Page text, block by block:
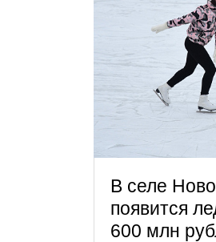
В селе
появится
600 млн